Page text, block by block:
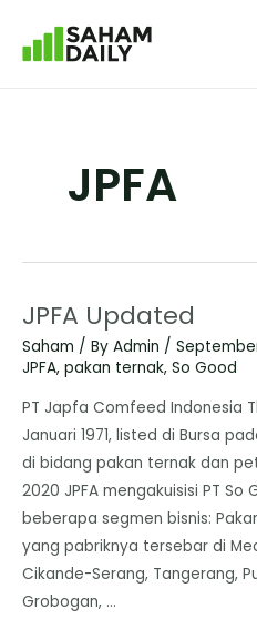
JPFA
JPFA Updated
Saham / By Admin /
JPFA, pakan ternak, So Good
PT Japfa Comfeed Indonesia
Januari 1971, listed di Bursa
di bidang pakan ternak dan
2020 JPFA mengakuisisi PT So
beberapa segmen bisnis:
yang pabriknya tersebar di
Cikande-Serang, Tangerang,
Grobogan, …